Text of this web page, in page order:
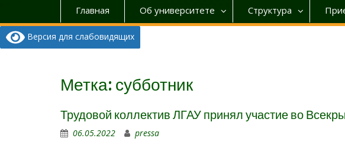
Главная Об университете Структура
Версия для слабовидящих
Метка: субботник
Трудовой коллектив ЛГАУ принял участие во
06.05.2022 pressa